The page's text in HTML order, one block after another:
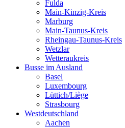
Fulda
Main-Kinzig-Kreis
Marburg
Main-Taunus-Kreis
Rheingau-Taunus-Kreis
Wetzlar
Wetteraukreis
Busse im Ausland
Basel
Luxembourg
Lüttich/Liège
Strasbourg
Westdeutschland
Aachen